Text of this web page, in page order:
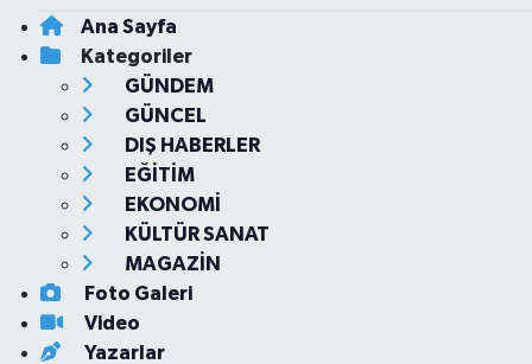
Ana Sayfa
Kategoriler
GÜNDEM
GÜNCEL
DIŞ HABERLER
EĞİTİM
EKONOMİ
KÜLTÜR SANAT
MAGAZİN
Foto Galeri
Video
Yazarlar